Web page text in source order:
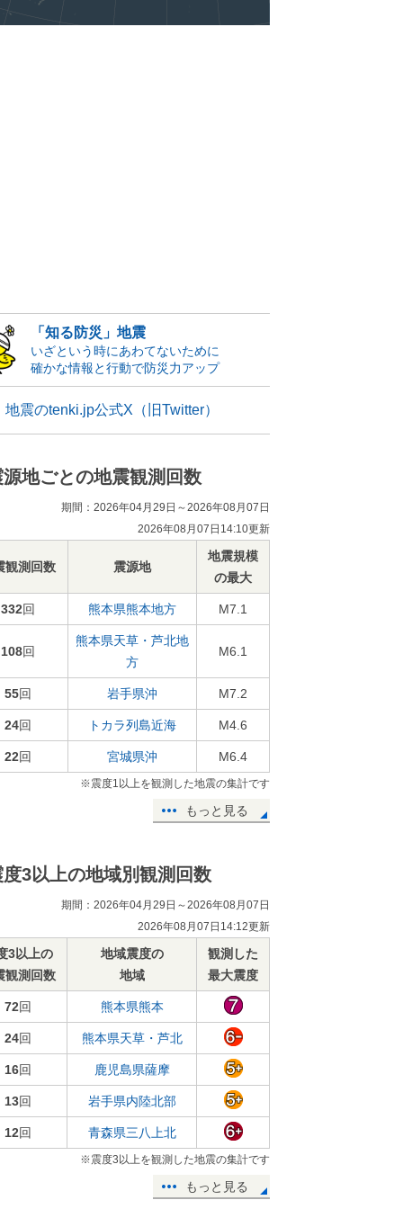
「知る防災」地震
いざという時にあわてないために
確かな情報と行動で防災力アップ
地震のtenki.jp公式X（旧Twitter）
源地ごとの地震観測回数
期間：2026年04月29日～2026年08月07日
2026年08月07日14:10更新
観測回数 震源地
地震規模
の最大
332回 熊本県熊本地方 M7.1
108回
熊本県天草・芦北地
方
M6.1
55回 岩手県沖 M7.2
24回 トカラ列島近海 M4.6
22回 宮城県沖 M6.4
※震度1以上を観測した地震の集計です
もっと見る
度3以上の地域別観測回数
期間：2026年04月29日～2026年08月07日
2026年08月07日14:12更新
3以上の
観測回数
地域震度の
地域
観測した
最大震度
72回 熊本県熊本
24回 熊本県天草・芦北
16回 鹿児島県薩摩
13回 岩手県内陸北部
12回 青森県三八上北
※震度3以上を観測した地震の集計です
もっと見る